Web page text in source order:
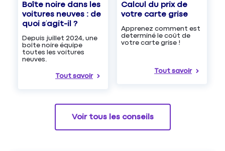
Boîte noire dans les
voitures neuves : de
quoi s’agit-il ?
Depuis juillet 2024, une
boîte noire équipe
toutes les voitures
neuves.
Tout savoir
Calcul du prix de
votre carte grise
Apprenez comment est
determiné le coût de
votre carte grise !
Tout savoir
Voir tous les conseils